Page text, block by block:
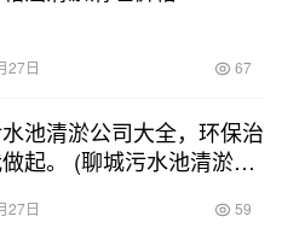
27日 67
池清淤公司大全，环保治
起。 (聊城污水池清淤公
27日 59